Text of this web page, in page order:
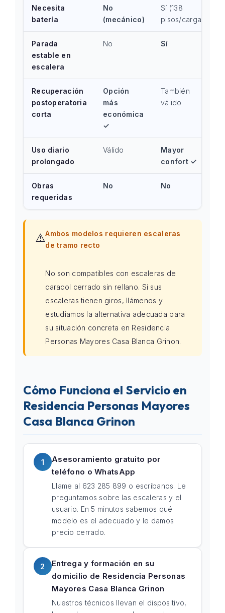
Necesita
batería
No
(mecánico)
Sí (138
pisos/carga)
Parada
estable en
escalera
No Sí
Recuperación
postoperatoria
corta
Opción
más
económica
✓
También
válido
Uso diario
prolongado
Válido
Mayor
confort ✓
Obras
requeridas
No No
⚠️Ambos modelos requieren escaleras
de tramo recto
No son compatibles con escaleras de
caracol cerrado sin rellano. Si sus
escaleras tienen giros, llámenos y
estudiamos la alternativa adecuada para
su situación concreta en Residencia
Personas Mayores Casa Blanca Grinon.
Cómo Funciona el Servicio en
Residencia Personas Mayores
Casa Blanca Grinon
1
Asesoramiento gratuito por
teléfono o WhatsApp
Llame al 623 285 899 o escríbanos. Le
preguntamos sobre las escaleras y el
usuario. En 5 minutos sabemos qué
modelo es el adecuado y le damos
precio cerrado.
2
Entrega y formación en su
domicilio de Residencia Personas
Mayores Casa Blanca Grinon
Nuestros técnicos llevan el dispositivo,